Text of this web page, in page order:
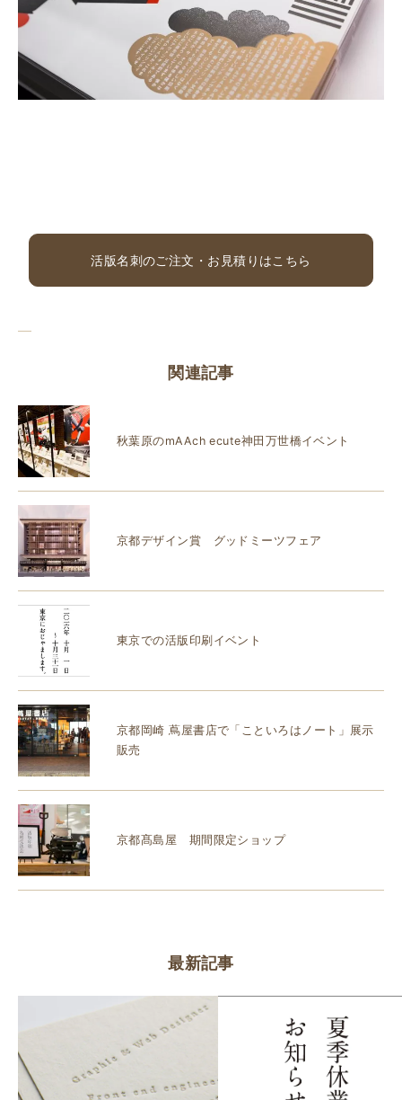
活版名刺のご注文・お見積りはこちら
関連記事
秋葉原のmAAch ecute神田万世橋イベント
京都デザイン賞 グッドミーツフェア
東京での活版印刷イベント
京都岡崎 蔦屋書店で「こといろはノート」展示
販売
京都髙島屋 期間限定ショップ
最新記事